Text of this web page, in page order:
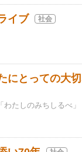
イブ 社会
にとっての大
たしのみちしるべ」